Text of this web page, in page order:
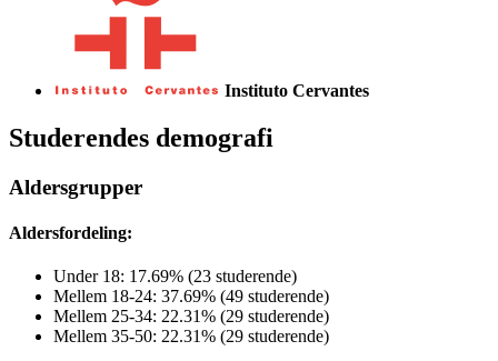
Instituto Cervantes
Studerendes demografi
Aldersgrupper
Aldersfordeling:
Under 18: 17.69% (23 studerende)
Mellem 18-24: 37.69% (49 studerende)
Mellem 25-34: 22.31% (29 studerende)
Mellem 35-50: 22.31% (29 studerende)